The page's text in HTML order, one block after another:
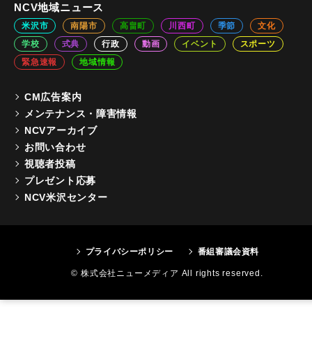
NCV地域ニュース
米沢市 南陽市 高畠町 川西町 季節
文化
学校
式典 行政 動画 イベント
スポーツ
緊急速報
地域情報
CM広告案内
メンテナンス・障害情報
NCVアーカイブ
お問い合わせ
視聴者投稿
プレゼント応募
NCV米沢センター
プライバシーポリシー 番組審議会資料
© 株式会社ニューメディア All rights reserved.